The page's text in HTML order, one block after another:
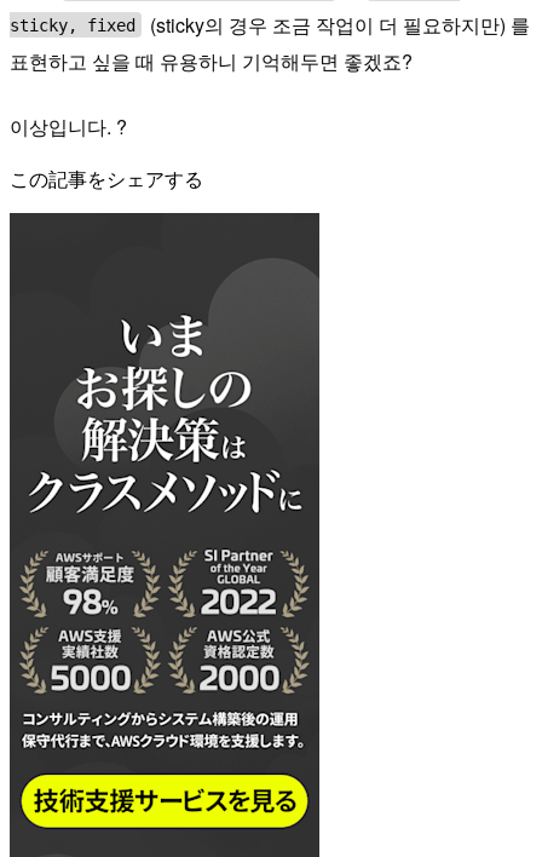
sticky, fixed
(sticky의 경우 조금 작업이 더 필요하지만) 를
표현하고 싶을 때 유용하니 기억해두면 좋겠죠?
이상입니다. ?
この記事をシェアする